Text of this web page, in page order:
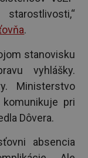
.
stanovisku
vyhlášky.
Ministerstvo
pri
Dôvera.
absencia